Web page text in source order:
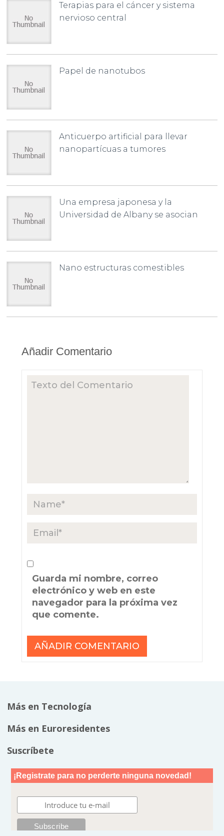
Terapias para el cáncer y sistema
nervioso central
Papel de nanotubos
Anticuerpo artificial para llevar
nanopartícuas a tumores
Una empresa japonesa y la
Universidad de Albany se asocian
Nano estructuras comestibles
Añadir Comentario
Guarda mi nombre, correo
electrónico y web en este
navegador para la próxima vez
que comente.
Más en Tecnología
Más en Euroresidentes
Suscríbete